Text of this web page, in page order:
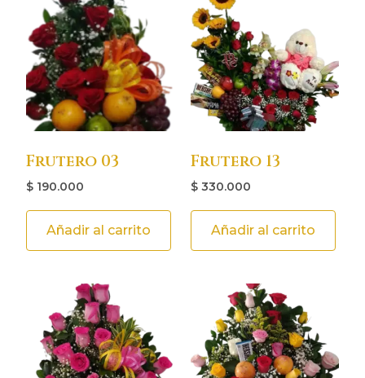
Frutero 03
$ 190.000
Añadir al carrito
Frutero 13
$ 330.000
Añadir al carrito